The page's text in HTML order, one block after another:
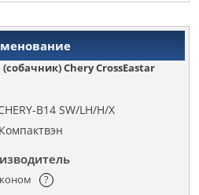
Chery CrossEastar
B14 SW/LH/H/X
Компактвэн
?